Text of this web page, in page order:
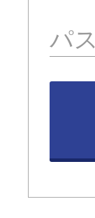
パ